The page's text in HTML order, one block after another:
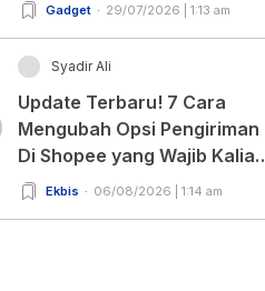
Gadget 29/07/2026 | 1:13 am
Syadir Ali
Update Terbaru! 7 Cara
Mengubah Opsi Pengiriman
Di Shopee yang Wajib Kalian
Ketahui!
Ekbis 06/08/2026 | 1:14 am